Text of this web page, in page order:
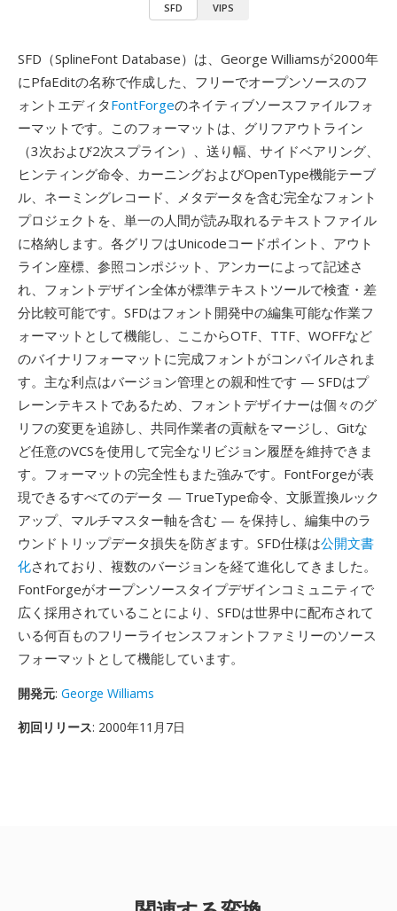
SFD VIPS
SFD（SplineFont Database）は、George Williamsが2000年
にPfaEditの名称で作成した、フリーでオープンソースのフ
ォントエディタFontForgeのネイティブソースファイルフォ
ーマットです。このフォーマットは、グリフアウトライン
（3次および2次スプライン）、送り幅、サイドベアリング、
ヒンティング命令、カーニングおよびOpenType機能テーブ
ル、ネーミングレコード、メタデータを含む完全なフォント
プロジェクトを、単一の人間が読み取れるテキストファイル
に格納します。各グリフはUnicodeコードポイント、アウト
ライン座標、参照コンポジット、アンカーによって記述さ
れ、フォントデザイン全体が標準テキストツールで検査・差
分比較可能です。SFDはフォント開発中の編集可能な作業フ
ォーマットとして機能し、ここからOTF、TTF、WOFFなど
のバイナリフォーマットに完成フォントがコンパイルされま
す。主な利点はバージョン管理との親和性です — SFDはプ
レーンテキストであるため、フォントデザイナーは個々のグ
リフの変更を追跡し、共同作業者の貢献をマージし、Gitな
ど任意のVCSを使用して完全なリビジョン履歴を維持できま
す。フォーマットの完全性もまた強みです。FontForgeが表
現できるすべてのデータ — TrueType命令、文脈置換ルック
アップ、マルチマスター軸を含む — を保持し、編集中のラ
ウンドトリップデータ損失を防ぎます。SFD仕様は公開文書
化されており、複数のバージョンを経て進化してきました。
FontForgeがオープンソースタイプデザインコミュニティで
広く採用されていることにより、SFDは世界中に配布されて
いる何百ものフリーライセンスフォントファミリーのソース
フォーマットとして機能しています。
開発元: George Williams
初回リリース: 2000年11月7日